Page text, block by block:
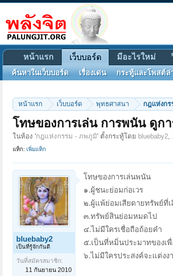
หน้าแรก เว็บบอร์ด พุทธศาสนา กฎแห่งก
โทษของการเล่น การพนัน ดูก
ในห้อง 'กฎแห่งกรรม - ภพภูมิ' ตั้งกระทู้โดย bluebaby2,
แท็ก: เพิ่มแท็ก
bluebaby2
เป็นที่รู้จักกันดี
วันที่สมัครสมาชิก:
11 กันยายน 2010
โทษของการเล่นพนัน
๑.ผู้ชนะย่อมก่อเวร
๒.ผู้แพ้ย่อมเสียดายทรัพย์ที่เ
๓.ทรัพย์สินย่อมหมดไป
๔.ไม่มีใครเชื่อถือถ้อยคำ
๕.เป็นที่หมิ่นประมาทของเ
๖.ไม่มีใครประสงค์จะแต่งง
หน้าแรก เว็บบอร์ด
ค้นหาในเว็บบอร์ด เรื่องเด่น กระทู้และโพสต์ล่
มีอะไรใหม่